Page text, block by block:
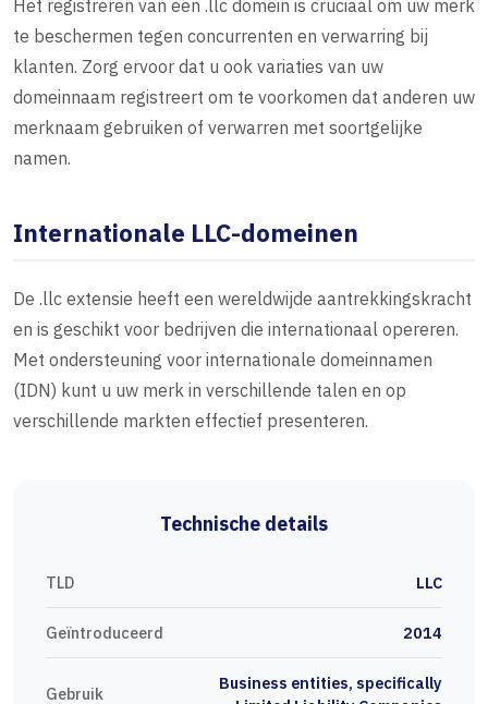
Het registreren van een .llc domein is cruciaal om uw merk
te beschermen tegen concurrenten en verwarring bij
klanten. Zorg ervoor dat u ook variaties van uw
domeinnaam registreert om te voorkomen dat anderen uw
merknaam gebruiken of verwarren met soortgelijke
namen.
Internationale LLC-domeinen
De .llc extensie heeft een wereldwijde aantrekkingskracht
en is geschikt voor bedrijven die internationaal opereren.
Met ondersteuning voor internationale domeinnamen
(IDN) kunt u uw merk in verschillende talen en op
verschillende markten effectief presenteren.
Technische details
TLD LLC
Geïntroduceerd 2014
Gebruik
Business entities, specifically